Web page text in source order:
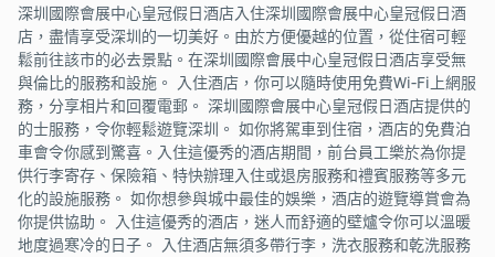
深圳國際會展中心皇冠假日酒店入住深圳國際會展中心皇冠假日酒
店，盡情享受深圳的一切美好。由於方便優越的位置，從住宿可輕
鬆前往該市的必去景點。在深圳國際會展中心皇冠假日酒店享受無
與倫比的服務和設施。 入住酒店，你可以隨時使用免費Wi-Fi上網服
務，分享相片和回覆電郵。 深圳國際會展中心皇冠假日酒店提供的
的士服務，令你輕鬆遊覽深圳。 如你將駕車到住宿，酒店的免費泊
車會令你感到驚喜。入住這優秀的酒店期間，前台員工樂於為你提
供行李寄存、保險箱、特快辦理入住或退房服務和禮賓服務等多元
化的設施服務。 如你想參與城中最佳的娛樂，酒店的遊覽導賞會為
你提供協助。 入住這優秀的酒店，迷人而舒適的壁爐令你可以溫暖
地度過寒冷的日子。 入住酒店無須多帶行李，洗衣服務和乾洗服務